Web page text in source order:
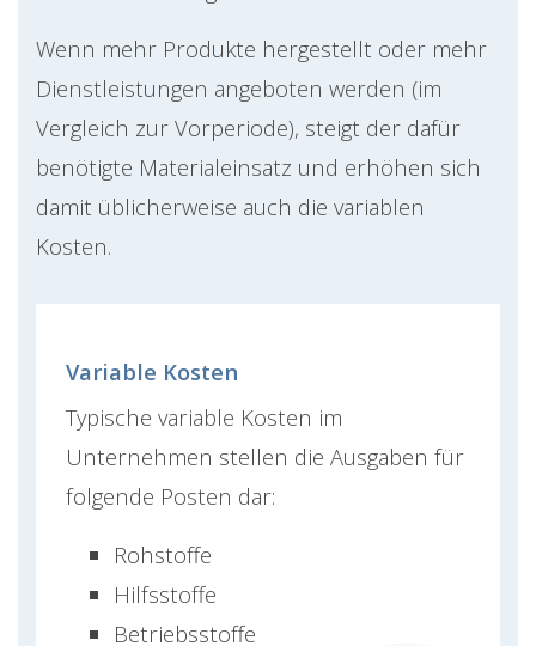
Wenn mehr Produkte hergestellt oder mehr
Dienstleistungen angeboten werden (im
Vergleich zur Vorperiode), steigt der dafür
benötigte Materialeinsatz und erhöhen sich
damit üblicherweise auch die variablen
Kosten.
Variable Kosten
Typische variable Kosten im
Unternehmen stellen die Ausgaben für
folgende Posten dar:
Rohstoffe
Hilfsstoffe
Betriebsstoffe